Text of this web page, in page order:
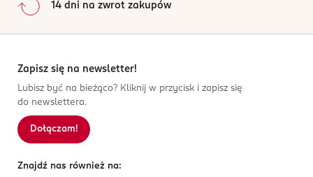
14 dni na zwrot zakupów
Zapisz się na newsletter!
Lubisz być na bieżąco? Kliknij w przycisk i zapisz się
do newslettera.
Dołączam!
Znajdź nas również na: